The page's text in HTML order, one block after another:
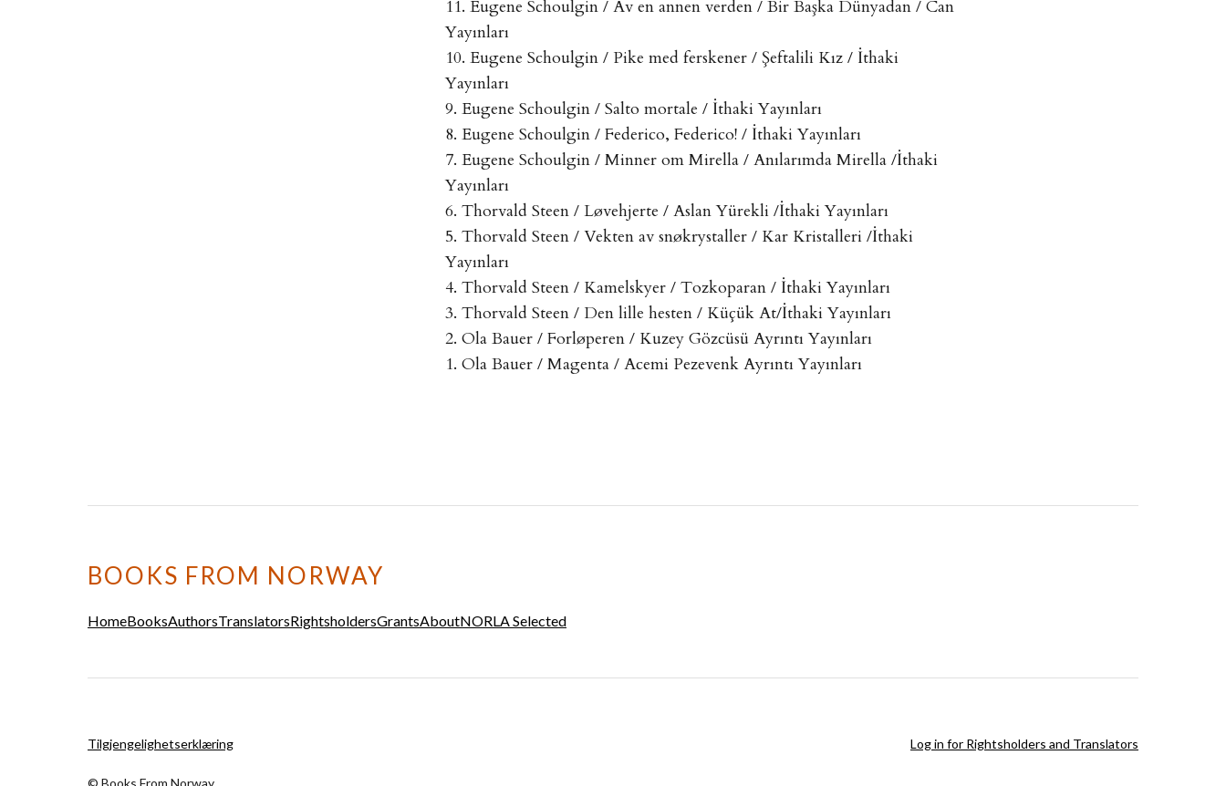
11. Eugene Schoulgin / Av en annen verden / Bir Başka Dünyadan / Can
Yayınları
10. Eugene Schoulgin / Pike med ferskener / Şeftalili Kız / İthaki
Yayınları
9. Eugene Schoulgin / Salto mortale / İthaki Yayınları
8. Eugene Schoulgin / Federico, Federico! / İthaki Yayınları
7. Eugene Schoulgin / Minner om Mirella / Anılarımda Mirella /İthaki
Yayınları
6. Thorvald Steen / Løvehjerte / Aslan Yürekli /İthaki Yayınları
5. Thorvald Steen / Vekten av snøkrystaller / Kar Kristalleri /İthaki
Yayınları
4. Thorvald Steen / Kamelskyer / Tozkoparan / İthaki Yayınları
3. Thorvald Steen / Den lille hesten / Küçük At/İthaki Yayınları
2. Ola Bauer / Forløperen / Kuzey Gözcüsü Ayrıntı Yayınları
1. Ola Bauer / Magenta / Acemi Pezevenk Ayrıntı Yayınları
BOOKS FROM NORWAY
HomeBooksAuthorsTranslatorsRightsholdersGrantsAboutNORLA Selected
Log in for Rightsholders and Translators
Tilgjengelighetserklæring
© Books From Norway